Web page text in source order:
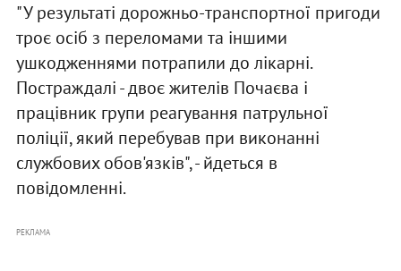
"У результаті дорожньо-транспортної пригоди
троє осіб з переломами та іншими
ушкодженнями потрапили до лікарні.
Постраждалі - двоє жителів Почаєва і
працівник групи реагування патрульної
поліції, який перебував при виконанні
службових обов'язків", - йдеться в
повідомленні.
РЕКЛАМА